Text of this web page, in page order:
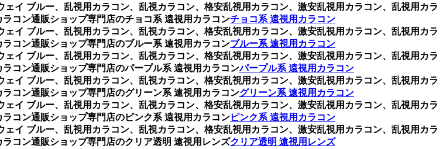
ェイ ブルー、乱視用カラコン、乱視カラコン、格安乱視用カラコン、激安乱視用カラコン、乱視用カラ
コン通販ショップ専門店のチョコ系 遠視用カラコンチョコ系 遠視用カラコン
ェイ ブルー、乱視用カラコン、乱視カラコン、格安乱視用カラコン、激安乱視用カラコン、乱視用カラ
コン通販ショップ専門店のブルー系 遠視用カラコンブルー系 遠視用カラコン
ェイ ブルー、乱視用カラコン、乱視カラコン、格安乱視用カラコン、激安乱視用カラコン、乱視用カラ
コン通販ショップ専門店のパープル系 遠視用カラコンパープル系 遠視用カラコン
ェイ ブルー、乱視用カラコン、乱視カラコン、格安乱視用カラコン、激安乱視用カラコン、乱視用カラ
コン通販ショップ専門店のグリーン系 遠視用カラコングリーン系 遠視用カラコン
ェイ ブルー、乱視用カラコン、乱視カラコン、格安乱視用カラコン、激安乱視用カラコン、乱視用カラ
コン通販ショップ専門店のピンク系 遠視用カラコンピンク系 遠視用カラコン
ェイ ブルー、乱視用カラコン、乱視カラコン、格安乱視用カラコン、激安乱視用カラコン、乱視用カラ
コン通販ショップ専門店のクリア透明 遠視用レンズクリア透明 遠視用レンズ